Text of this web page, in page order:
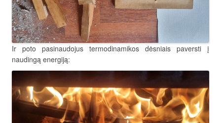
Ir poto pasinaudojus termodinamikos dėsniais paversti į
naudingą energiją: